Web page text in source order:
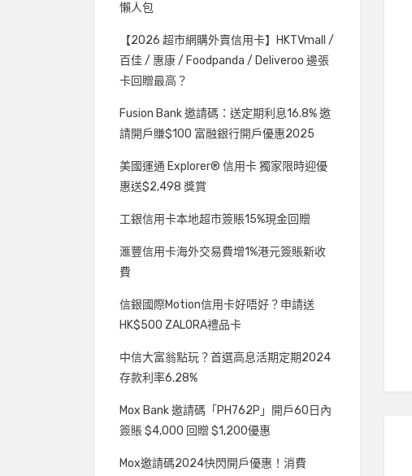
懶人包
【2026 超市網購外賣信用卡】HKTVmall /
百佳 / 惠康 / Foodpanda / Deliveroo 邊張
卡回贈最高？
Fusion Bank 邀請碼：送定期利息16.8% 邀
請開戶賺$100 富融銀行開戶優惠2025
美國運通 Explorer® 信用卡 獨家限時迎優
惠送$2,498 獎賞
工銀信用卡本地超市簽賬15%現金回贈
滙豐信用卡海外交易費增1%港元簽賬新收
費
信銀國際Motion信用卡好唔好？申請送
HK$500 ZALORA禮品卡
中信大富翁點玩？首選高息活期定期2024
存款利率6.28%
Mox Bank 邀請碼「PH762P」開戶60日內
簽賬 $4,000 回贈 $1,200優惠
Mox邀請碼2024快閃開戶優惠！消費